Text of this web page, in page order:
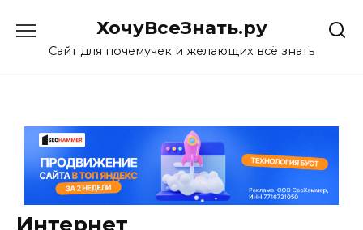
content
ХочуВсеЗнать.ру
Сайт для почемучек и желающих всё знать
Интернет